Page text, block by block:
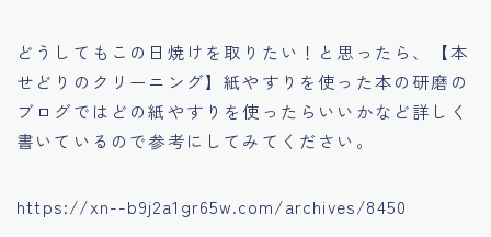
どうしてもこの日焼けを取りたい！と思ったら、
【本
せどりのクリーニング】紙やすりを使った本の研磨 の
ブログではどの紙やすりを使ったらいいかなど詳しく
書いているので参考にしてみてください。
https://xn--b9j2a1gr65w.com/archives/8450